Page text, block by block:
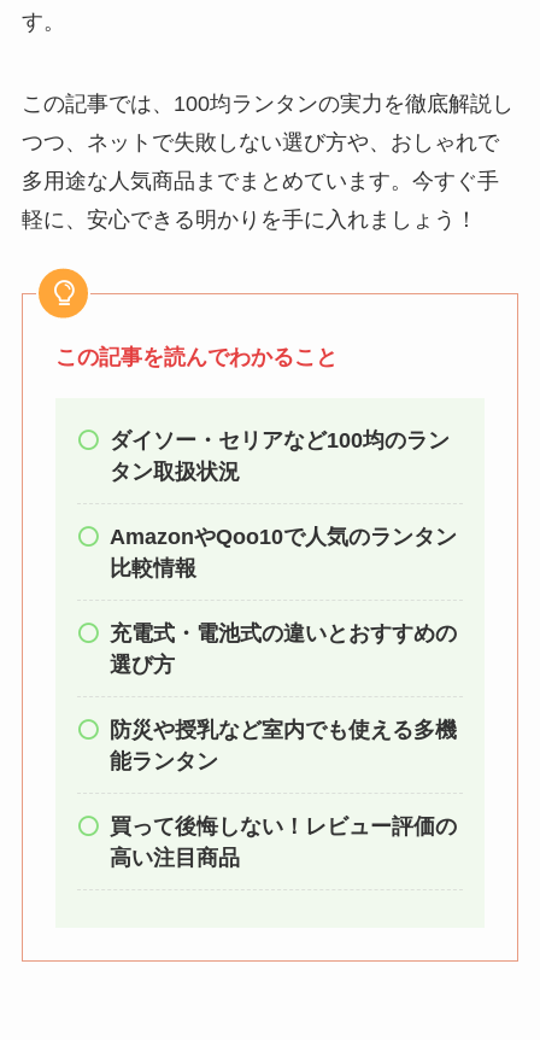
セリア等でフロアラ
バーほうきは買え
る？選び方＆使い方
を徹底ガイド！
セリア等でハンディ
る？おすすめ素材＆
【100均】ダイソー/
ップは買える？使い
方とおすすめも紹
【100均】ダイソー/
動・電動・ワンハン
すく解説！
える？代用品＆おす
す。
この記事では、100均ランタンの実力を徹底解説し
つつ、ネットで失敗しない選び方や、おしゃれで
多用途な人気商品までまとめています。今すぐ手
軽に、安心できる明かりを手に入れましょう！
この記事を読んでわかること
ダイソー・セリアなど100均のラン
タン取扱状況
AmazonやQoo10で人気のランタン
比較情報
充電式・電池式の違いとおすすめの
選び方
防災や授乳など室内でも使える多機
能ランタン
買って後悔しない！レビュー評価の
高い注目商品